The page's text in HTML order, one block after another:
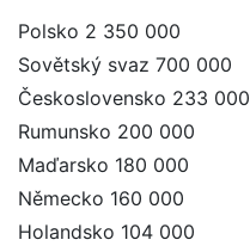
Polsko 2 350 000
Sovětský svaz 700 000
Československo 233 000
Rumunsko 200 000
Maďarsko 180 000
Německo 160 000
Holandsko 104 000